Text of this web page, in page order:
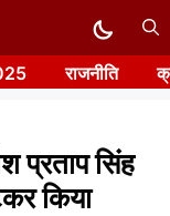
राजनीति
सिंह
किया